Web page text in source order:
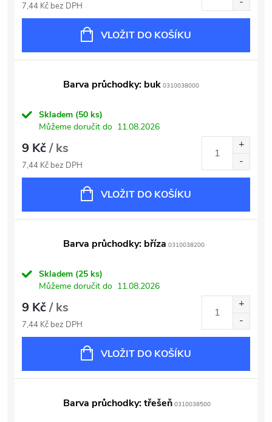
7,44 Kč bez DPH
VLOŽIT DO KOŠÍKU
Barva průchodky: buk 0310038000
Skladem (50 ks)
Můžeme doručit do 11.08.2026
9 Kč/ ks
7,44 Kč bez DPH
VLOŽIT DO KOŠÍKU
Barva průchodky: bříza 0310038200
Skladem (25 ks)
Můžeme doručit do 11.08.2026
9 Kč/ ks
7,44 Kč bez DPH
VLOŽIT DO KOŠÍKU
Barva průchodky: třešeň 0310038500